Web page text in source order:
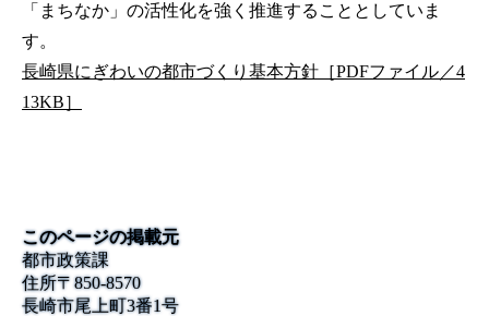
「まちなか」の活性化を強く推進することとしていま
す。
長崎県にぎわいの都市づくり基本方針［PDFファイル／4
13KB］
このページの掲載元
都市政策課
住所〒850-8570
長崎市尾上町3番1号